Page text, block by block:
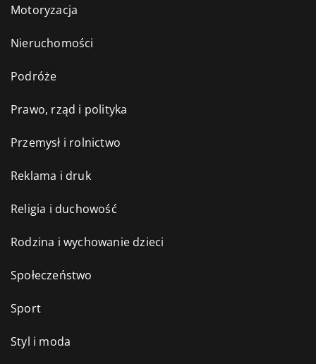
Motoryzacja
Nieruchomości
Podróże
Prawo, rząd i polityka
Przemysł i rolnictwo
Reklama i druk
Religia i duchowość
Rodzina i wychowanie dzieci
Społeczeństwo
Sport
Styl i moda